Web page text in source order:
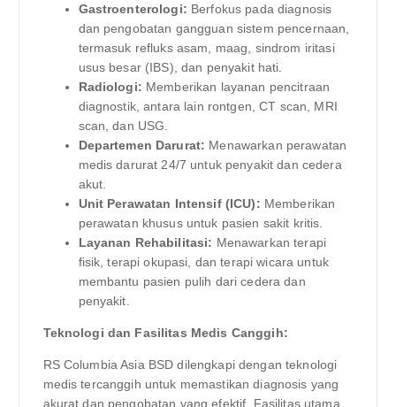
Gastroenterologi: Berfokus pada diagnosis
dan pengobatan gangguan sistem pencernaan,
termasuk refluks asam, maag, sindrom iritasi
usus besar (IBS), dan penyakit hati.
Radiologi: Memberikan layanan pencitraan
diagnostik, antara lain rontgen, CT scan, MRI
scan, dan USG.
Departemen Darurat: Menawarkan perawatan
medis darurat 24/7 untuk penyakit dan cedera
akut.
Unit Perawatan Intensif (ICU): Memberikan
perawatan khusus untuk pasien sakit kritis.
Layanan Rehabilitasi: Menawarkan terapi
fisik, terapi okupasi, dan terapi wicara untuk
membantu pasien pulih dari cedera dan
penyakit.
Teknologi dan Fasilitas Medis Canggih:
RS Columbia Asia BSD dilengkapi dengan teknologi
medis tercanggih untuk memastikan diagnosis yang
akurat dan pengobatan yang efektif. Fasilitas utama